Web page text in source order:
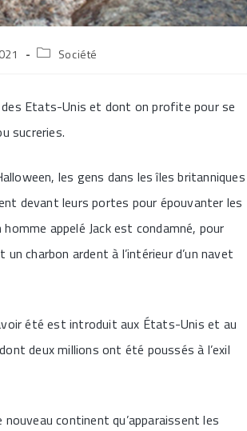
PostSociété
des Etats-Unis et dont on profite pour se
sucreries.
les gens dans les îles britanniques
devant leurs portes pour épouvanter les
appelé Jack est condamné, pour
charbon ardent à l’intérieur d’un navet
été est introduit aux États-Unis et au
deux millions ont été poussés à l’exil
continent qu’apparaissent les